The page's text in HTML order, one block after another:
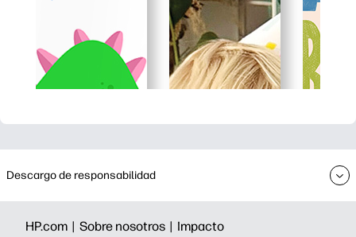
Descargo de responsabilidad
HP.com | Sobre nosotros | Impacto